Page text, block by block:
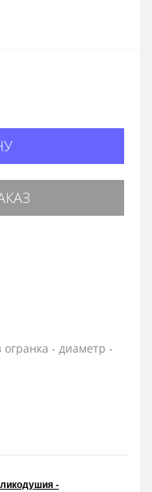
огранка - диаметр -
-